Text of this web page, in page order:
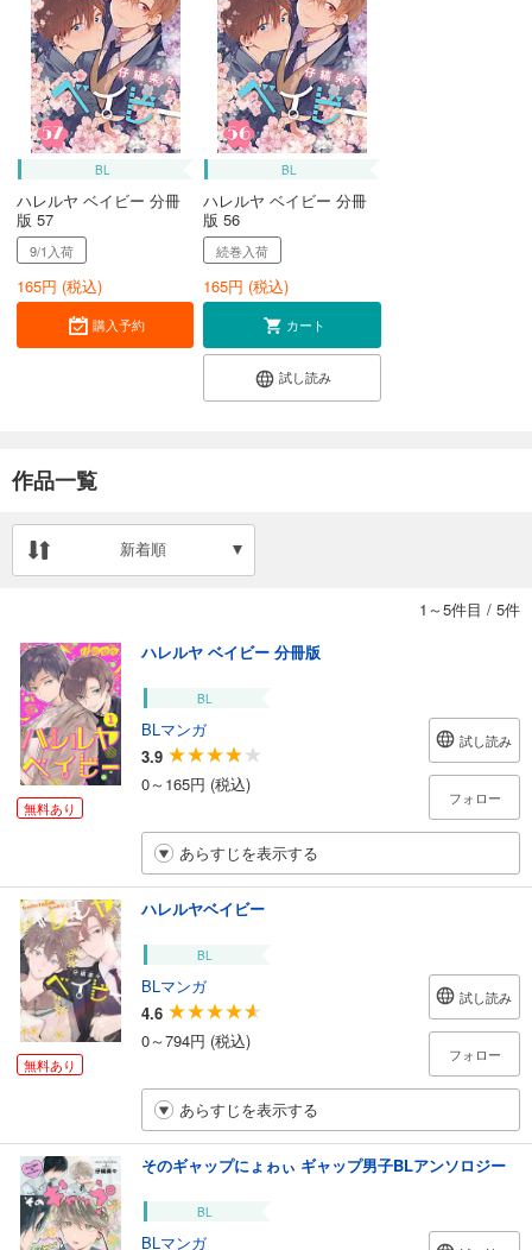
BL
ハレルヤ ベイビー 分冊
版 57
9/1入荷
165円 (税込)
購入予約
BL
ハレルヤ ベイビー 分冊
版 56
続巻入荷
165円 (税込)
カート
試し読み
作品一覧
新着順
1～5件目 / 5件
無料あり
ハレルヤ ベイビー 分冊版
BL
BLマンガ
3.9
0～165円 (税込)
試し読み
フォロー
あらすじを表示する
無料あり
ハレルヤベイビー
BL
BLマンガ
4.6
0～794円 (税込)
試し読み
フォロー
あらすじを表示する
そのギャップにょゎぃ ギャップ男子BLアンソロジー
BL
BLマンガ